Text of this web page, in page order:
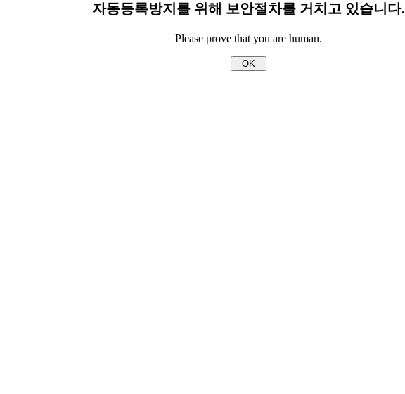
자동등록방지를 위해 보안절차를 거치고 있습니다.
Please prove that you are human.